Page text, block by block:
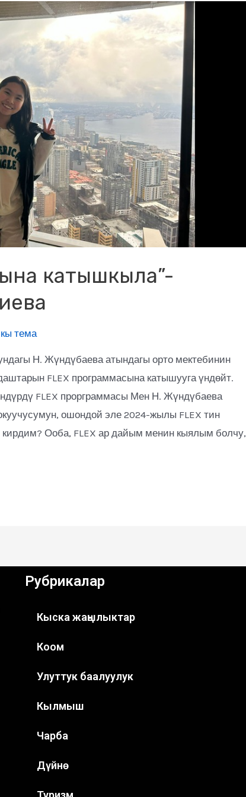
катышкыла”-
тема
Н. Жүндүбаева атындагы орто мектебинин
FLEX программасына катышууга үндөйт.
FLEX прорграммасы Мен Н. Жүндүбаева
ошондой эле 2024-жылы FLEX тин
Ооба, FLEX ар дайым менин кыялым болчу,
Рубрикалар
Кыска жаңылыктар
Коом
Улуттук баалуулук
Кылмыш
Чарба
Дүйнө